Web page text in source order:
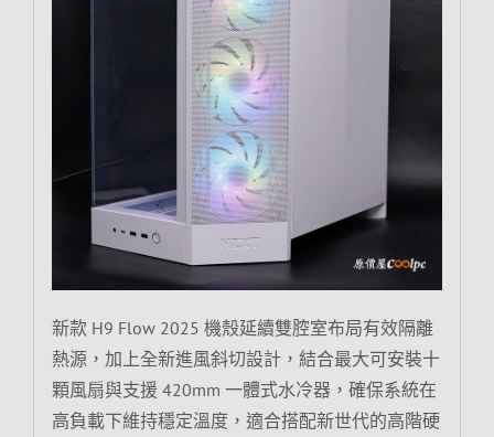
新款 H9 Flow 2025 機殼延續雙腔室布局有效隔離
熱源，加上全新進風斜切設計，結合最大可安裝十
顆風扇與支援 420mm 一體式水冷器，確保系統在
高負載下維持穩定溫度，適合搭配新世代的高階硬